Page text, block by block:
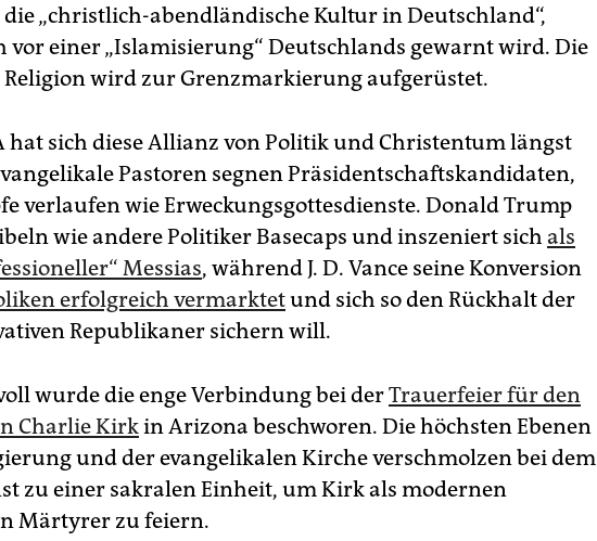
„christlich-abendländische Kultur in Deutschland“,
vor einer „Islamisierung“ Deutschlands gewarnt wird. Die
wird zur Grenzmarkierung aufgerüstet.
hat sich diese ­Allianz von Politik und Christentum längst
Pastoren segnen Präsidentschaftskandidaten,
verlaufen wie Erweckungs­gottesdienste. Donald Trump
wie andere Politiker Basecaps und inszeniert sich als
Messias, während J. D. Vance seine Konversion
erfolgreich vermarktetund sich so den Rückhalt der
Republikaner sichern will.
wurde die enge Verbindung bei derTrauerfeier für den
­Charlie Kirkin Arizona beschworen. Die höchsten Ebenen
und der evangelikalen Kirche verschmolzen bei dem
zu einer sakralen Einheit, um Kirk als modernen
Märtyrer zu feiern.